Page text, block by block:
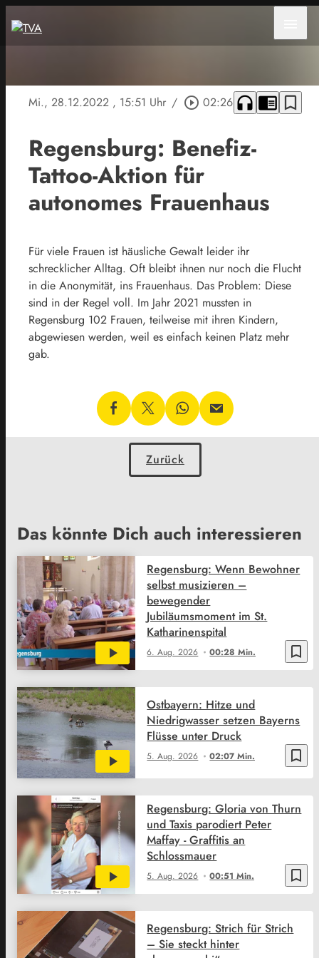
Mi., 28.12.2022 , 15:51 Uhr / play_circle_outline 02:26 headphones chrome_reader_mode bookmark_border
Regensburg: Benefiz-
Tattoo-Aktion für
autonomes Frauenhaus
Für viele Frauen ist häusliche Gewalt leider ihr
schrecklicher Alltag. Oft bleibt ihnen nur noch die Flucht
in die Anonymität, ins Frauenhaus. Das Problem: Diese
sind in der Regel voll. Im Jahr 2021 mussten in
Regensburg 102 Frauen, teilweise mit ihren Kindern,
abgewiesen werden, weil es einfach keinen Platz mehr
gab.
Zurück
Das könnte Dich auch interessieren
bookmark_border
6. Aug. 2026 00:28 Min.
Regensburg: Wenn Bewohner
selbst musizieren –
bewegender
Jubiläumsmoment im St.
Katharinenspital
bookmark_border
5. Aug. 2026 02:07 Min.
Ostbayern: Hitze und
Niedrigwasser setzen Bayerns
Flüsse unter Druck
bookmark_border
5. Aug. 2026 00:51 Min.
Regensburg: Gloria von Thurn
und Taxis parodiert Peter
Maffay - Graffitis an
Schlossmauer
Regensburg: Strich für Strich
– Sie steckt hinter